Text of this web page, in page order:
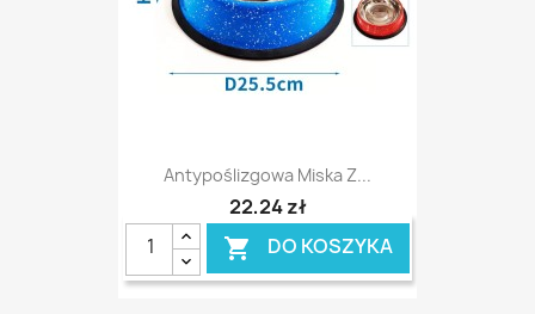
Antypoślizgowa Miska Z...
22,24 zł
 DO KOSZYKA